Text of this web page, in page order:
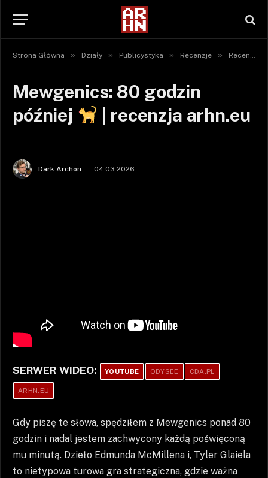
Strona Główna » Działy » Publicystyka » Recenzje » Recenzje gier
Mewgenics: 80 godzin
później
| recenzja arhn.eu
Dark Archon 04.03.2026
SERWER WIDEO: YOUTUBE ODYSEE CDA.PL
ARHN.EU
Gdy piszę te słowa, spędziłem z Mewgenics ponad 80
godzin i nadal jestem zachwycony każdą poświęconą
mu minutą. Dzieło Edmunda McMillena i, Tyler Glaiela
to nietypowa turowa gra strategiczna, gdzie ważna